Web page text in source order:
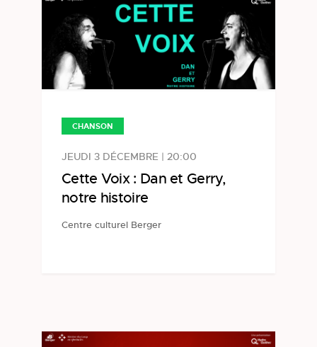
CHANSON
JEUDI 3 DÉCEMBRE | 20:00
Cette Voix : Dan et Gerry,
notre histoire
Centre culturel Berger